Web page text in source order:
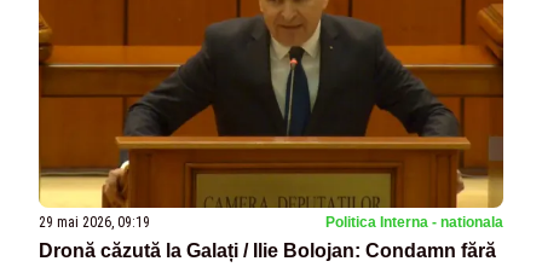
29 mai 2026, 09:19 Politica Interna - nationala
Dronă căzută la Galați / Ilie Bolojan: Condamn fără